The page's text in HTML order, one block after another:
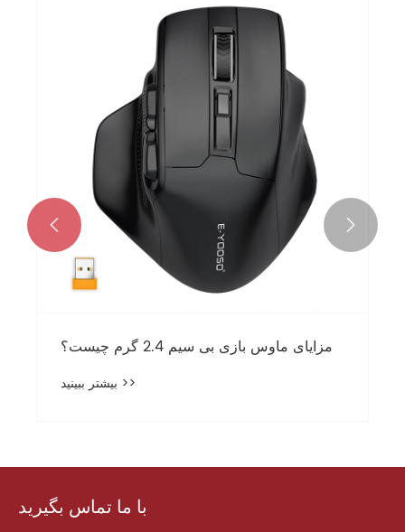
مزایای ماوس بازی بی سیم 2.4 گرم چیست؟
بیشتر ببینید >>
 
با ما تماس بگیرید